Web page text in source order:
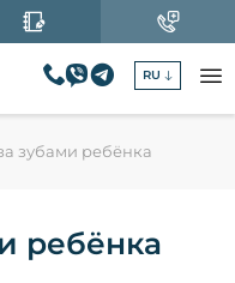
RU
зубами ребёнка
ребёнка